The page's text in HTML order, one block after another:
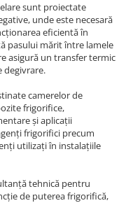
sunt proiectate
unde este necesară
eficientă în
pasului mărit între lamele
asigură un transfer termic
degivrare.
camerelor de
frigorifice,
și aplicații
frigorifici precum
utilizați în instalațiile
tehnică pentru
de puterea frigorifică,